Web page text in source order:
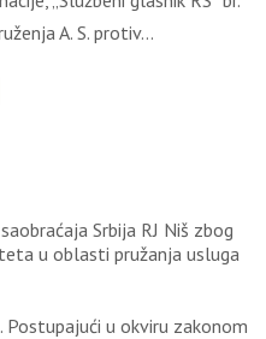
A. S. protiv…
Srbija RJ Niš zbog
u oblasti pružanja usluga
u okviru zakonom